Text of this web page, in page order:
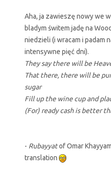
Aha, ja zawieszę nowy we
bladym świtem jadę na
niedzieli (i wracam i padam
intensywne pięć dni).
They say there will be
That there, there will be
sugar
Fill up the wine cup and
(For) ready cash is better
- Rubayyatof Omar
translation